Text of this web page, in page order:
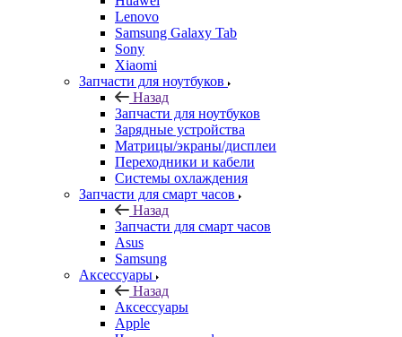
Lenovo
Samsung Galaxy Tab
Sony
Xiaomi
Запчасти для ноутбуков
Назад
Запчасти для ноутбуков
Зарядные устройства
Матрицы/экраны/дисплеи
Переходники и кабели
Системы охлаждения
Запчасти для смарт часов
Назад
Запчасти для смарт часов
Asus
Samsung
Аксессуары
Назад
Аксессуары
Apple
Чехлы для телефонов и накладки